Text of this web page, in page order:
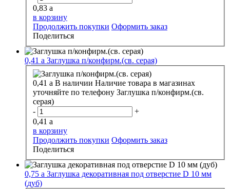
0,83 a
в корзину
Продолжить покупки Оформить заказ
Поделиться
0,41 a Заглушка п/конфирм.(св. серая)
0,41 a В наличии Наличие товара в магазинах
уточняйте по телефону Заглушка п/конфирм.(св.
серая)
-
+
0,41 a
в корзину
Продолжить покупки Оформить заказ
Поделиться
0,75 a Заглушка декоративная под отверстие D 10 мм
(дуб)